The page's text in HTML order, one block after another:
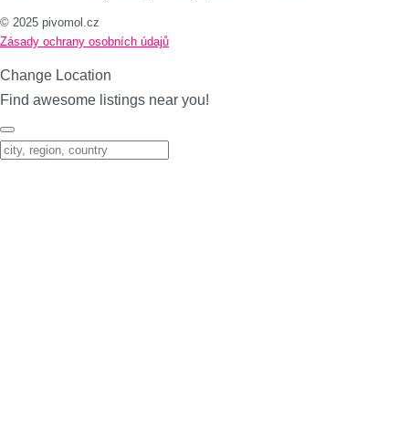
© 2025 pivomol.cz
Zásady ochrany osobních údajů
Change Location
Find awesome listings near you!
Change Location